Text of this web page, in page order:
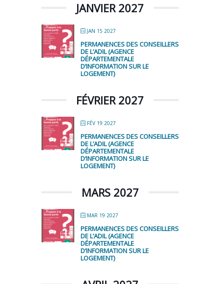
JANVIER 2027
JAN 15 2027
PERMANENCES DES CONSEILLERS
DE L’ADIL (AGENCE
DÉPARTEMENTALE
D’INFORMATION SUR LE
LOGEMENT)
FÉVRIER 2027
FÉV 19 2027
PERMANENCES DES CONSEILLERS
DE L’ADIL (AGENCE
DÉPARTEMENTALE
D’INFORMATION SUR LE
LOGEMENT)
MARS 2027
MAR 19 2027
PERMANENCES DES CONSEILLERS
DE L’ADIL (AGENCE
DÉPARTEMENTALE
D’INFORMATION SUR LE
LOGEMENT)